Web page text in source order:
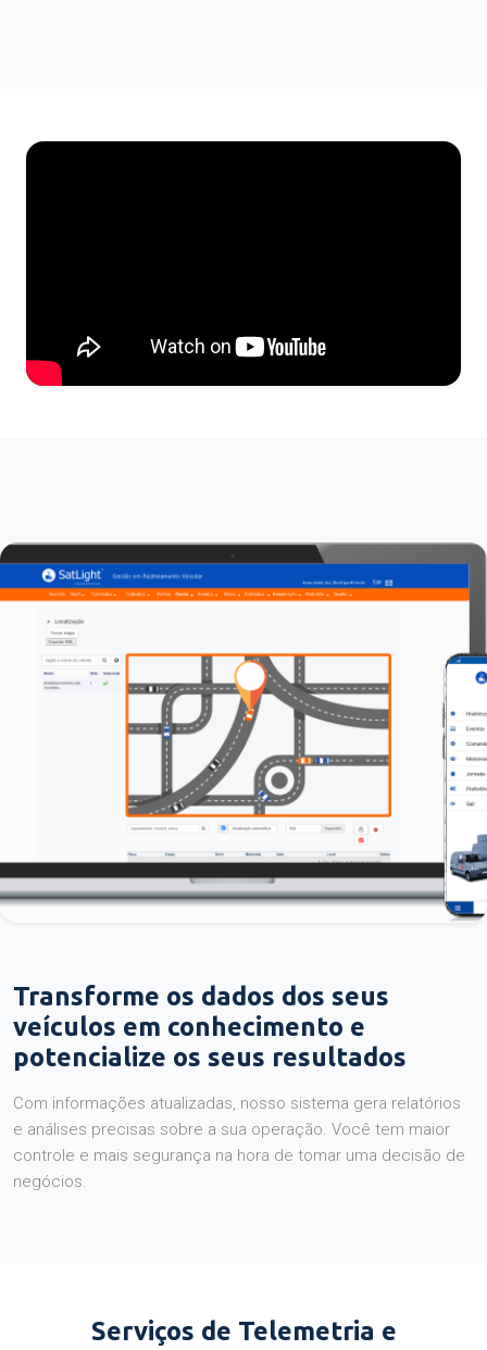
Transforme os dados dos seus
veículos em conhecimento e
potencialize os seus resultados
Com informações atualizadas, nosso sistema gera relatórios
e análises precisas sobre a sua operação. Você tem maior
controle e mais segurança na hora de tomar uma decisão de
negócios.
Serviços de Telemetria e